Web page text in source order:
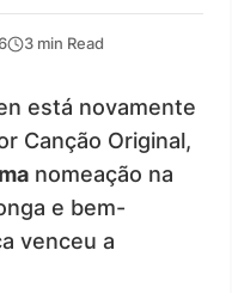
3 min Read
está novamente
Canção Original,
nomeação na
e bem-
venceu a